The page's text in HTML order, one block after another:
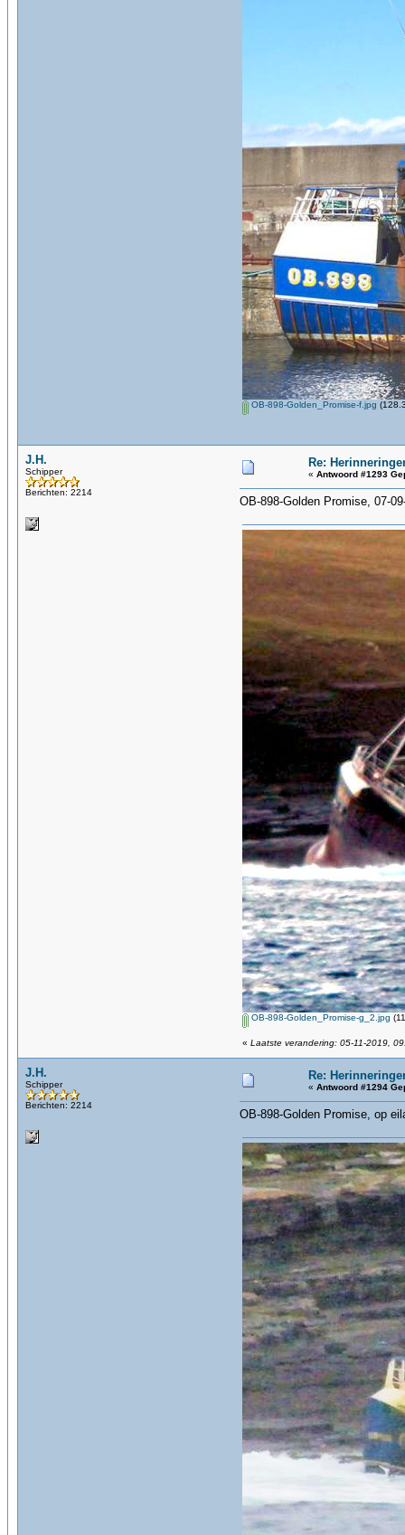
OB-898-Golden_Promise-f.jpg
J.H.
Schipper
Berichten: 2214
Re:
« Antwoord #1293
OB-898-Golden Promise, 07-
OB-898-Golden_Promise-g_2.jpg
« Laatste verandering: 05-11-2019,
J.H.
Schipper
Berichten: 2214
Re:
« Antwoord #1294
OB-898-Golden Promise, op